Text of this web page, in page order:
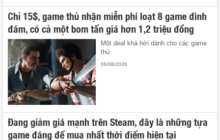
Chỉ 15$, game thủ nhận miễn phí loạt 8 game đình
đám, có cả một bom tấn giá hơn 1,2 triệu đồng
Một deal khá hời dành cho các game
thủ.
06/08/2026
Đang giảm giá mạnh trên Steam, đây là những tựa
game đáng để mua nhất thời điểm hiện tại